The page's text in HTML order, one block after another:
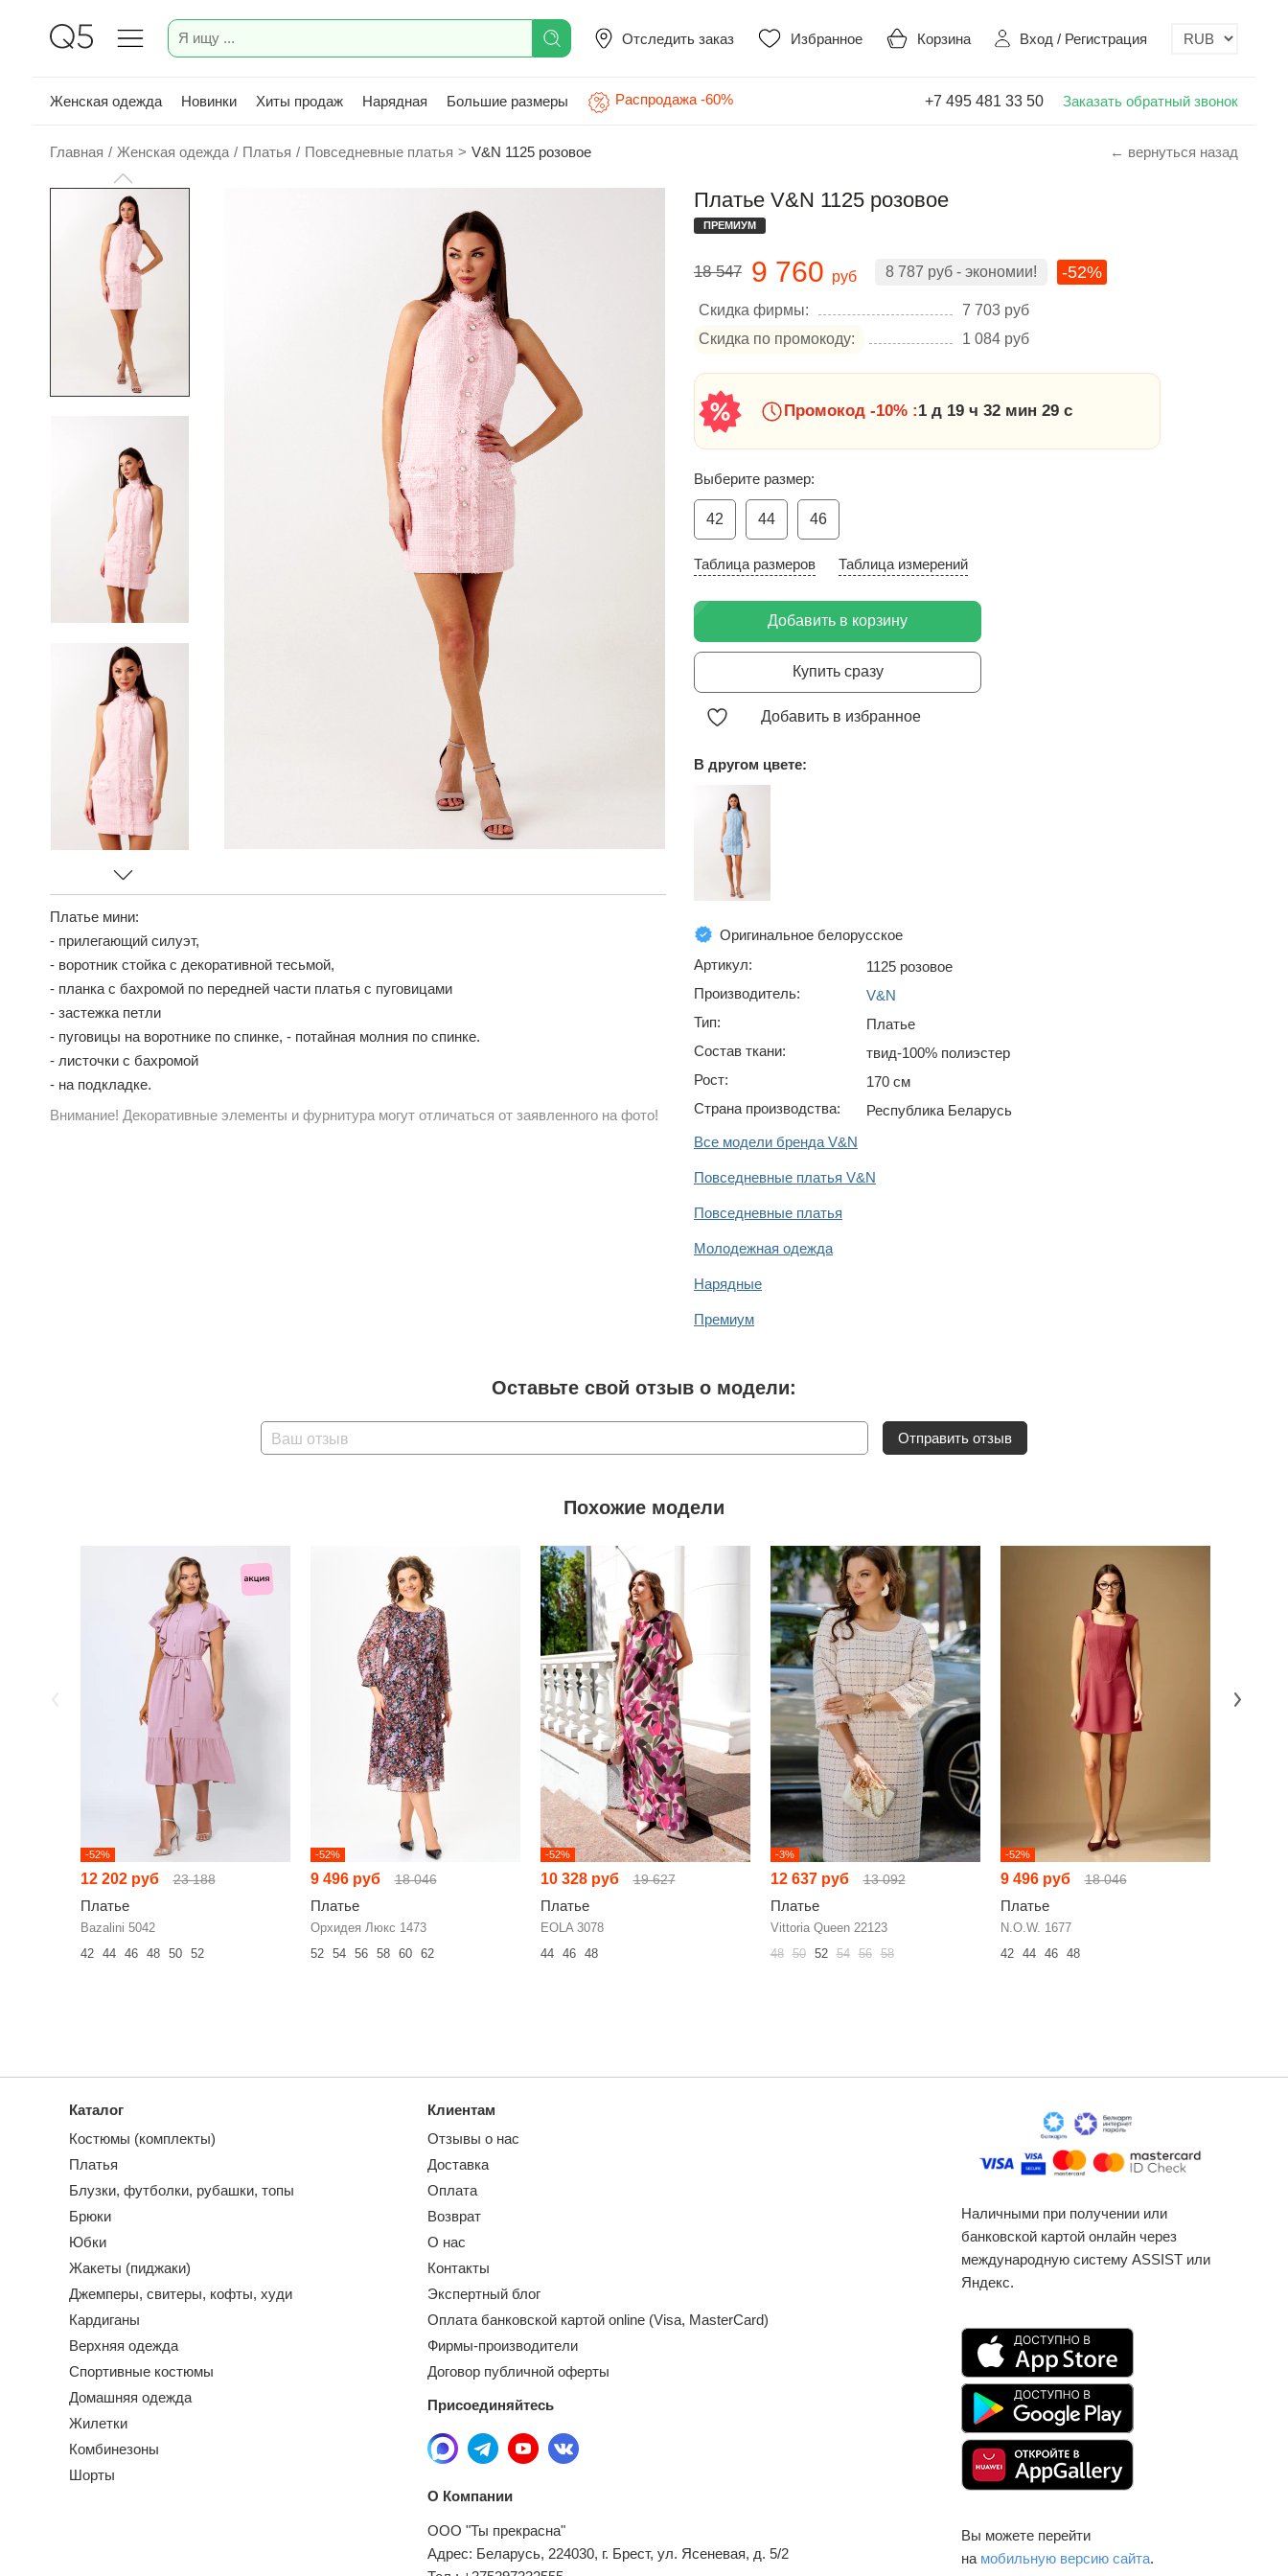
Отследить заказ Избранное Корзина Вход / Регистрация
Женская одежда Новинки Хиты продаж Нарядная Большие размеры Распродажа -60% +7 495 481 33 50 Заказать обратный звонок
Главная / Женская одежда / Платья / Повседневные платья > V&N 1125 розовое ← вернуться назад
Платье мини:
- прилегающий силуэт,
- воротник стойка с декоративной тесьмой,
- планка с бахромой по передней части платья с пуговицами
- застежка петли
- пуговицы на воротнике по спинке, - потайная молния по спинке.
- листочки с бахромой
- на подкладке.
Внимание! Декоративные элементы и фурнитура могут отличаться от заявленного на фото!
Платье V&N 1125 розовое
ПРЕМИУМ
18 547 9 760 руб 8 787 руб - экономии! -52%
Скидка фирмы: 7 703 руб
Скидка по промокоду:
1 084 руб
Промокод -10% :1 д 19 ч 32 мин 28 с
Выберите размер:
42 44 46
Таблица размеров Таблица измерений
Добавить в корзину
Купить сразу
Добавить в избранное
В другом цвете:
Оригинальное белорусское
Артикул:
1125 розовое
Производитель:
V&N
Тип:
Платье
Состав ткани:
твид-100% полиэстер
Рост:
170 см
Страна производства:
Республика Беларусь
Все модели бренда V&N
Повседневные платья V&N
Повседневные платья
Молодежная одежда
Нарядные
Премиум
Оставьте свой отзыв о модели:
Ваш отзыв Отправить отзыв
Похожие модели
-52%
12 202 руб 23 188
Платье
Bazalini 5042
42
44 46 48 50 52
-52%
9 496 руб 18 046
Платье
Орхидея Люкс 1473
52
54 56 58 60 62
-52%
10 328 руб 19 627
Платье
EOLA 3078
44
46 48
-3%
12 637 руб 13 092
Платье
Vittoria Queen 22123
48 50 52 54 56 58
-52%
9 496 руб 18 046
Платье
N.O.W. 1677
42
44 46 48
Каталог
Костюмы (комплекты)
Платья
Блузки, футболки, рубашки, топы
Брюки
Юбки
Жакеты (пиджаки)
Джемперы, свитеры, кофты, худи
Кардиганы
Верхняя одежда
Спортивные костюмы
Домашняя одежда
Жилетки
Комбинезоны
Шорты
Клиентам
Отзывы о нас
Доставка
Оплата
Возврат
О нас
Контакты
Экспертный блог
Оплата банковской картой online (Visa, MasterCard)
Фирмы-производители
Договор публичной оферты
Присоединяйтесь
О Компании
ООО "Ты прекрасна"
Адрес: Беларусь, 224030, г. Брест, ул. Ясеневая, д. 5/2
Наличными при получении или
банковской картой онлайн через
международную систему ASSIST или
Яндекс.
Вы можете перейти
на мобильную версию сайта.